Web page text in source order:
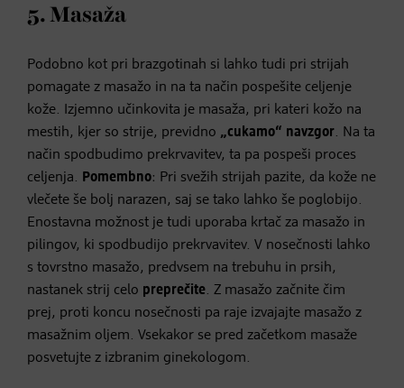
5. Masaža
Podobno kot pri brazgotinah si lahko tudi pri strijah
pomagate z masažo in na ta način pospešite celjenje
kože. Izjemno učinkovita je masaža, pri kateri kožo na
mestih, kjer so strije, previdno „cukamo“ navzgor. Na ta
način spodbudimo prekrvavitev, ta pa pospeši proces
celjenja. Pomembno: Pri svežih strijah pazite, da kože ne
vlečete še bolj narazen, saj se tako lahko še poglobijo.
Enostavna možnost je tudi uporaba krtač za masažo in
pilingov, ki spodbudijo prekrvavitev. V nosečnosti lahko
s tovrstno masažo, predvsem na trebuhu in prsih,
nastanek strij celo preprečite. Z masažo začnite čim
prej, proti koncu nosečnosti pa raje izvajajte masažo z
masažnim oljem. Vsekakor se pred začetkom masaže
posvetujte z izbranim ginekologom.